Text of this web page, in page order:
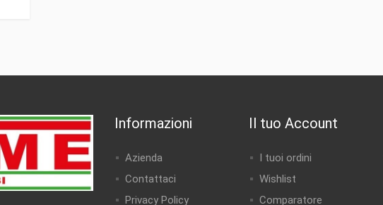
Informazioni
Azienda
Contattaci
Privacy Policy
Il tuo Account
I tuoi ordini
Wishlist
Comparatore